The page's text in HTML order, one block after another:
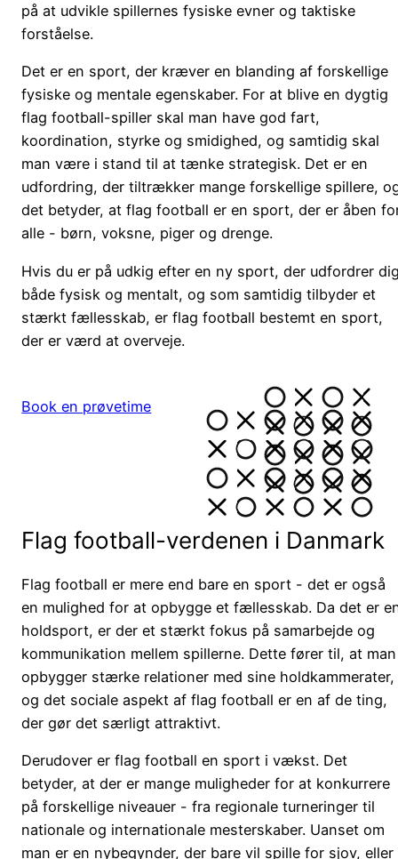
på at udvikle spillernes fysiske evner og taktiske
forståelse.
Det er en sport, der kræver en blanding af forskellige
fysiske og mentale egenskaber. For at blive en dygtig
flag football-spiller skal man have god fart,
koordination, styrke og smidighed, og samtidig skal
man være i stand til at tænke strategisk. Det er en
udfordring, der tiltrækker mange forskellige spillere,
det betyder, at flag football er en sport, der er åben
alle - børn, voksne, piger og drenge.
Hvis du er på udkig efter en ny sport, der udfordrer
både fysisk og mentalt, og som samtidig tilbyder et
stærkt fællesskab, er flag football bestemt en sport,
der er værd at overveje.
Book en prøvetime
Flag football-verdenen i Danmark
Flag football er mere end bare en sport - det er også
en mulighed for at opbygge et fællesskab. Da det er
holdsport, er der et stærkt fokus på samarbejde og
kommunikation mellem spillerne. Dette fører til, at man
opbygger stærke relationer med sine holdkammerater,
og det sociale aspekt af flag football er en af de ting,
der gør det særligt attraktivt.
Derudover er flag football en sport i vækst. Det
betyder, at der er mange muligheder for at konkurrere
på forskellige niveauer - fra regionale turneringer til
nationale og internationale mesterskaber. Uanset om
man er en nybegynder, der bare vil spille for sjov, eller